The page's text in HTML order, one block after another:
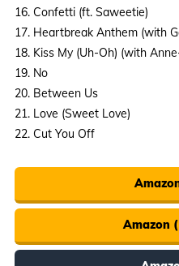
16. Confetti (ft. Saweetie)
17. Heartbreak Anthem (with
18. Kiss My (Uh-Oh) (with
19. No
20. Between Us
21. Love (Sweet Love)
22. Cut You Off
Amazon (